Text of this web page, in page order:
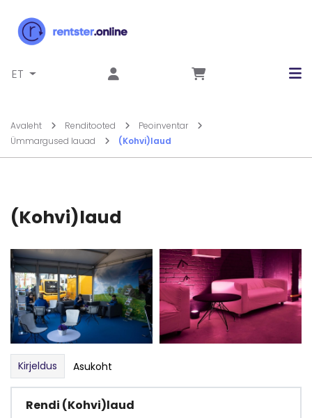
ET
Avaleht Renditooted
Peoinventar
Ümmargused lauad
(Kohvi)laud
(Kohvi)laud
Kirjeldus Asukoht
Rendi (Kohvi)laud